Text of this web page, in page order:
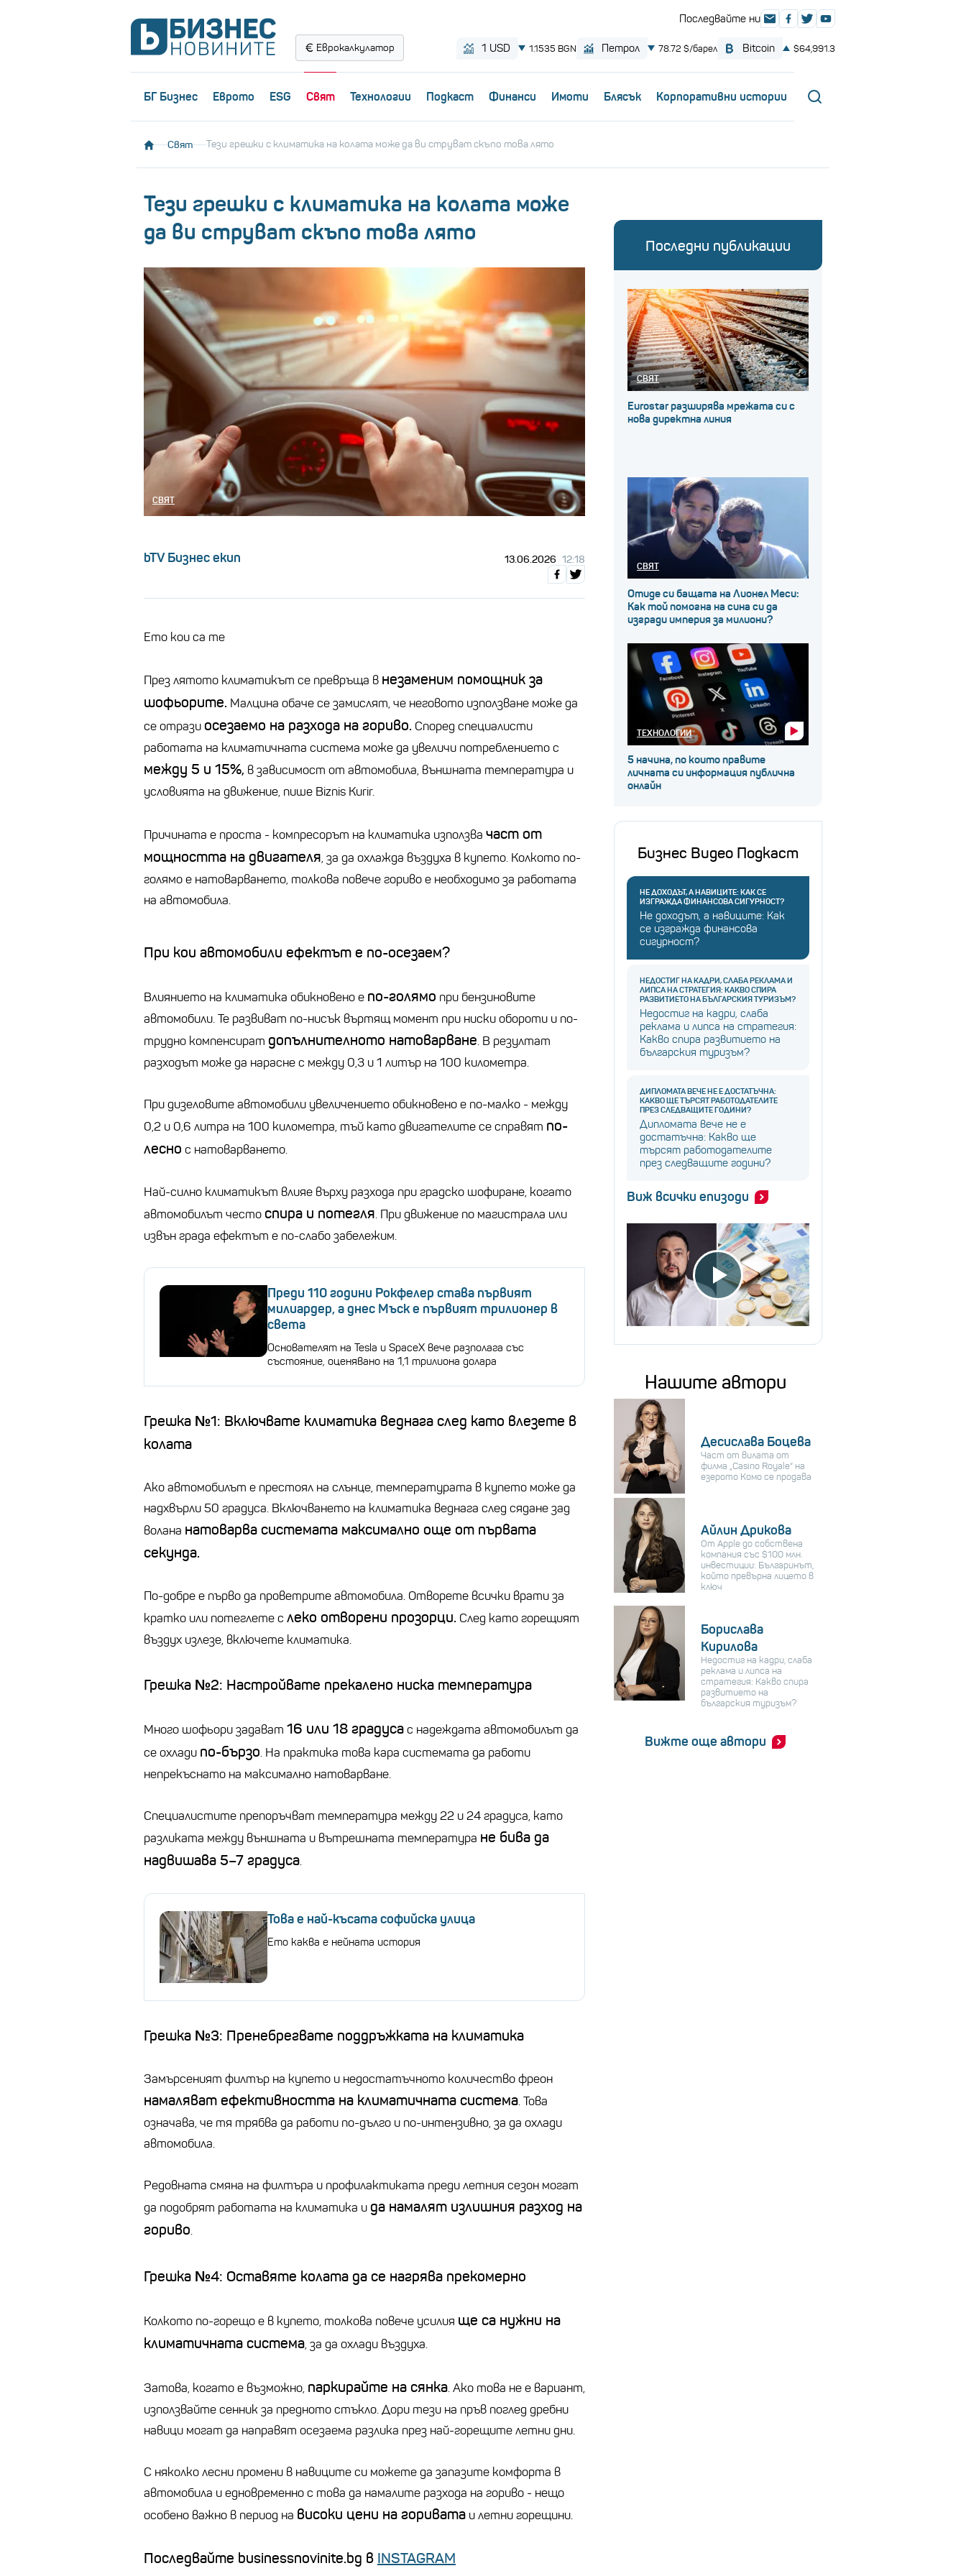
Еврокалкулатор
БГ Бизнес Еврото ESG Свят Технологии Пoдкаст Финанси Имоти Блясък Корпоративни истории
Свят Тези грешки с климатика на колата може да ви струват скъпо това лято
Тези грешки с климатика на колата може
да ви струват скъпо това лято
СВЯТ
bTV Бизнес екип 13.06.2026 12:18
Ето кои са те
През лятото климатикът се превръща в незаменим помощник за
шофьорите. Малцина обаче се замислят, че неговото използване може да
се отрази осезаемо на разхода на гориво. Според специалисти
работата на климатичната система може да увеличи потреблението с
между 5 и 15%, в зависимост от автомобила, външната температура и
условията на движение, пише Biznis Kurir.
Причината е проста - компресорът на климатика използва част от
мощността на двигателя, за да охлажда въздуха в купето. Колкото по-
голямо е натоварването, толкова повече гориво е необходимо за работата
на автомобила.
При кои автомобили ефектът е по-осезаем?
Влиянието на климатика обикновено е по-голямо при бензиновите
автомобили. Те развиват по-нисък въртящ момент при ниски обороти и по-
трудно компенсират допълнителното натоварване. В резултат
разходът може да нарасне с между 0,3 и 1 литър на 100 километра.
При дизеловите автомобили увеличението обикновено е по-малко - между
0,2 и 0,6 литра на 100 километра, тъй като двигателите се справят по-
лесно с натоварването.
Най-силно климатикът влияе върху разхода при градско шофиране, когато
автомобилът честоспира и потегля. При движение по магистрала или
извън града ефектът е по-слабо забележим.
Преди 110 години Рокфелер става първият
милиардер, а днес Мъск е първият трилионер в
света
Основателят на Tesla и SpaceX вече разполага със
състояние, оценявано на 1,1 трилиона долара
Грешка №1: Включвате климатика веднага след като влезете в
колата
Ако автомобилът е престоял на слънце, температурата в купето може да
надхвърли 50 градуса. Включването на климатика веднага след сядане зад
волана натоварва системата максимално още от първата
секунда.
По-добре е първо да проветрите автомобила. Отворете всички врати за
кратко или потеглете с леко отворени прозорци. След като горещият
въздух излезе, включете климатика.
Грешка №2: Настройвате прекалено ниска температура
Много шофьори задават 16 или 18 градусас надеждата автомобилът да
се охлади по-бързо. На практика това кара системата да работи
непрекъснато на максимално натоварване.
Специалистите препоръчват температура между 22 и 24 градуса, като
разликата между външната и вътрешната температура не бива да
надвишава 5–7 градуса.
Това е най-късата софийска улица
Ето каква е нейната история
Грешка №3: Пренебрегвате поддръжката на климатика
Замърсеният филтър на купето и недостатъчното количество фреон
намаляват ефективността на климатичната система. Това
означава, че тя трябва да работи по-дълго и по-интензивно, за да охлади
автомобила.
Редовната смяна на филтъра и профилактиката преди летния сезон могат
да подобрят работата на климатика и да намалят излишния разход на
гориво.
Грешка №4: Оставяте колата да се нагрява прекомерно
Колкото по-горещо е в купето, толкова повече усилия ще са нужни на
климатичната система, за да охлади въздуха.
Затова, когато е възможно, паркирайте на сянка. Ако това не е вариант,
използвайте сенник за предното стъкло. Дори тези на пръв поглед дребни
навици могат да направят осезаема разлика през най-горещите летни дни.
С няколко лесни промени в навиците си можете да запазите комфорта в
автомобила и едновременно с това да намалите разхода на гориво - нещо
особено важно в период на високи цени на горивата и летни горещини.
Последвайте businessnovinite.bg в INSTAGRAM
Последни публикации
СВЯТ
Eurostar разширява мрежата си с
нова директна линия
СВЯТ
Отиде си бащата на Лионел Меси:
Как той помогна на сина си да
изгради империя за милиони?
ТЕХНОЛОГИИ
5 начина, по които правите
личната си информация публична
онлайн
Бизнес Видео Подкаст
НЕ ДОХОДЪТ, А НАВИЦИТЕ: КАК СЕ
ИЗГРАЖДА ФИНАНСОВА СИГУРНОСТ?
Не доходът, а навиците: Как
се изгражда финансова
сигурност?
НЕДОСТИГ НА КАДРИ, СЛАБА РЕКЛАМА И
ЛИПСА НА СТРАТЕГИЯ: КАКВО СПИРА
РАЗВИТИЕТО НА БЪЛГАРСКИЯ ТУРИЗЪМ?
Недостиг на кадри, слаба
реклама и липса на стратегия:
Какво спира развитието на
българския туризъм?
ДИПЛОМАТА ВЕЧЕ НЕ Е ДОСТАТЪЧНА:
КАКВО ЩЕ ТЪРСЯТ РАБОТОДАТЕЛИТЕ
ПРЕЗ СЛЕДВАЩИТЕ ГОДИНИ?
Дипломата вече не е
достатъчна: Какво ще
търсят работодателите
през следващите години?
Виж всички епизоди
Нашите автори
Десислава Боцева
Част от вилата от
филма „Casino Royale“ на
езерото Комо се продава
Айлин Дрикова
От Apple до собствена
компания със $100 млн.
инвестиции: Българинът,
който превърна лицето в
ключ
Борислава
Кирилова
Недостиг на кадри, слаба
реклама и липса на
стратегия: Какво спира
развитието на
българския туризъм?
Вижте още автори